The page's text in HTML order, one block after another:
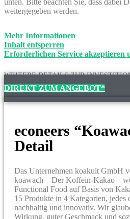
unten. Bitte beachten Sie, dass dabei
weitergegeben werden.
Mehr Informationen
Inhalt entsperren
Erforderlichen Service akzeptieren
WEITERE DETAILS ZUR
DIREKT ZUM ANGEBOT*
econeers
Detail
Das Unternehmen koakult GmbH
koawach – Der Koffein-Kakao –
Functional Food auf Basis von
15 Produkte in 4 Kategorien, jedes
nachhaltig und innovativ. Wir
Wirkung, guter Geschmack und